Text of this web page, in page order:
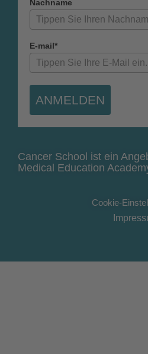
Nachname
E-mail*
ANMELDEN
Cancer School ist ein
Medical Education
Cookie-